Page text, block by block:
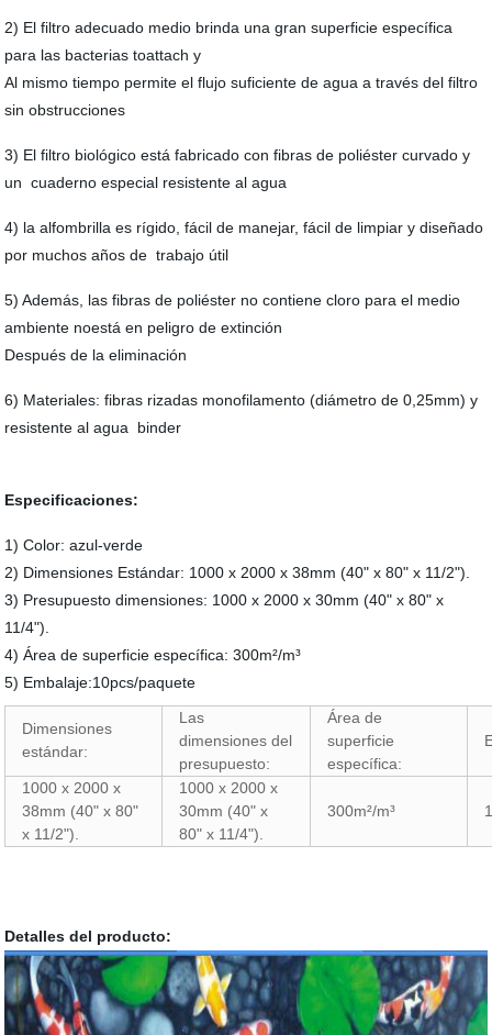
2) El filtro adecuado medio brinda una gran superficie específica
para las bacterias toattach y
Al mismo tiempo permite el flujo suficiente de agua a través del filtro
sin obstrucciones
3) El filtro biológico está fabricado con fibras de poliéster curvado y
un cuaderno especial resistente al agua
4) la alfombrilla es rígido, fácil de manejar, fácil de limpiar y diseñado
por muchos años de trabajo útil
5) Además, las fibras de poliéster no contiene cloro para el medio
ambiente noestá en peligro de extinción
Después de la eliminación
6) Materiales: fibras rizadas monofilamento (diámetro de 0,25mm) y
resistente al agua
binder
Especificaciones:
1) Color: azul-verde
2) Dimensiones Estándar: 1000 x 2000 x 38mm (40" x 80" x 11/2").
3) Presupuesto dimensiones: 1000 x 2000 x 30mm (40" x 80" x
11/4").
4) Área de superficie específica: 300m²/m³
5) Embalaje:10pcs/paquete
Dimensiones
estándar:
Las
dimensiones del
presupuesto:
Área de
superficie
específica:
1000 x 2000 x
38mm (40" x 80"
x 11/2").
1000 x 2000 x
30mm (40" x
80" x 11/4").
300m²/m³
Detalles del producto: